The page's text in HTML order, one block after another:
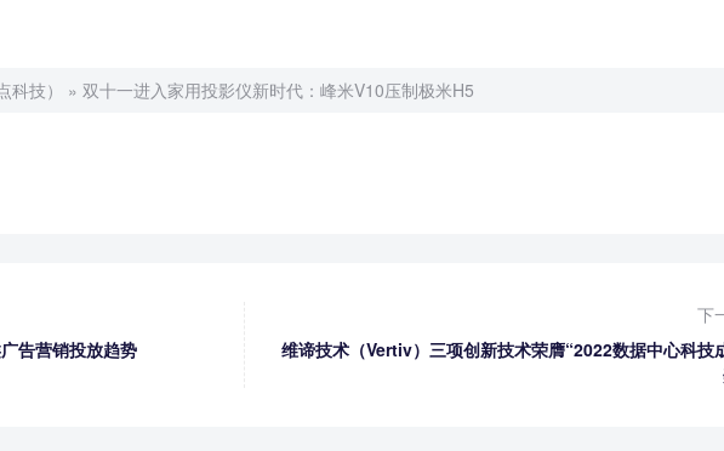
技） » 双十一进入家用投影仪新时代：峰米V10压制极米H5
告营销投放趋势
下
维谛技术（Vertiv）三项创新技术荣膺“2022数据中心科技